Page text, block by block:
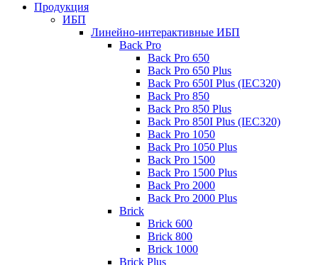
Продукция
ИБП
Линейно-интерактивные ИБП
Back Pro
Back Pro 650
Back Pro 650 Plus
Back Pro 650I Plus (IEC320)
Back Pro 850
Back Pro 850 Plus
Back Pro 850I Plus (IEC320)
Back Pro 1050
Back Pro 1050 Plus
Back Pro 1500
Back Pro 1500 Plus
Back Pro 2000
Back Pro 2000 Plus
Brick
Brick 600
Brick 800
Brick 1000
Brick Plus